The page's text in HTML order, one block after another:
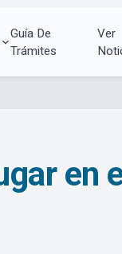
Guía De
Trámites
Ver
en